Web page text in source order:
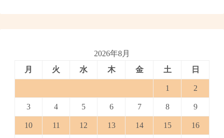
2026年8月
月
火 水 木 金 土 日
1 2
3 4 5 6 7 8 9
10 11 12 13 14 15 16